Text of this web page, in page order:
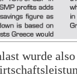
wurde